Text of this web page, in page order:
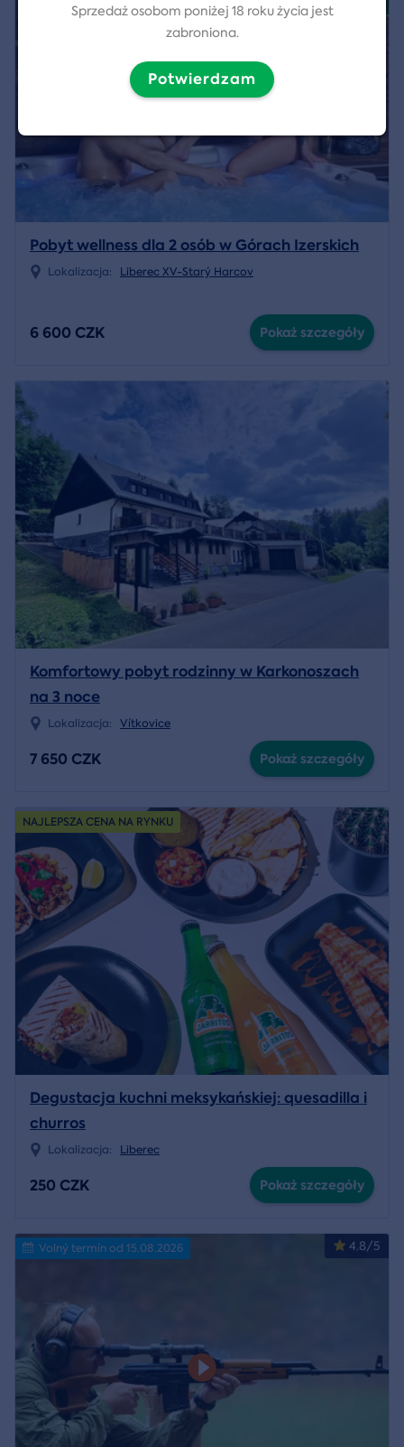
Pobyt wellness dla 2 osób w Górach Izerskich
Lokalizacja: Liberec XV-Starý Harcov
6 600 CZK Pokaż szczegóły
Komfortowy pobyt rodzinny w Karkonoszach
na 3 noce
Lokalizacja: Vítkovice
7 650 CZK Pokaż szczegóły
NAJLEPSZA CENA NA RYNKU
Degustacja kuchni meksykańskiej: quesadilla i
churros
Lokalizacja: Liberec
250 CZK Pokaż szczegóły
4.8/5
Volný termín od 15.08.2026
Sprzedaż osobom poniżej 18 roku życia jest
zabroniona.
Potwierdzam